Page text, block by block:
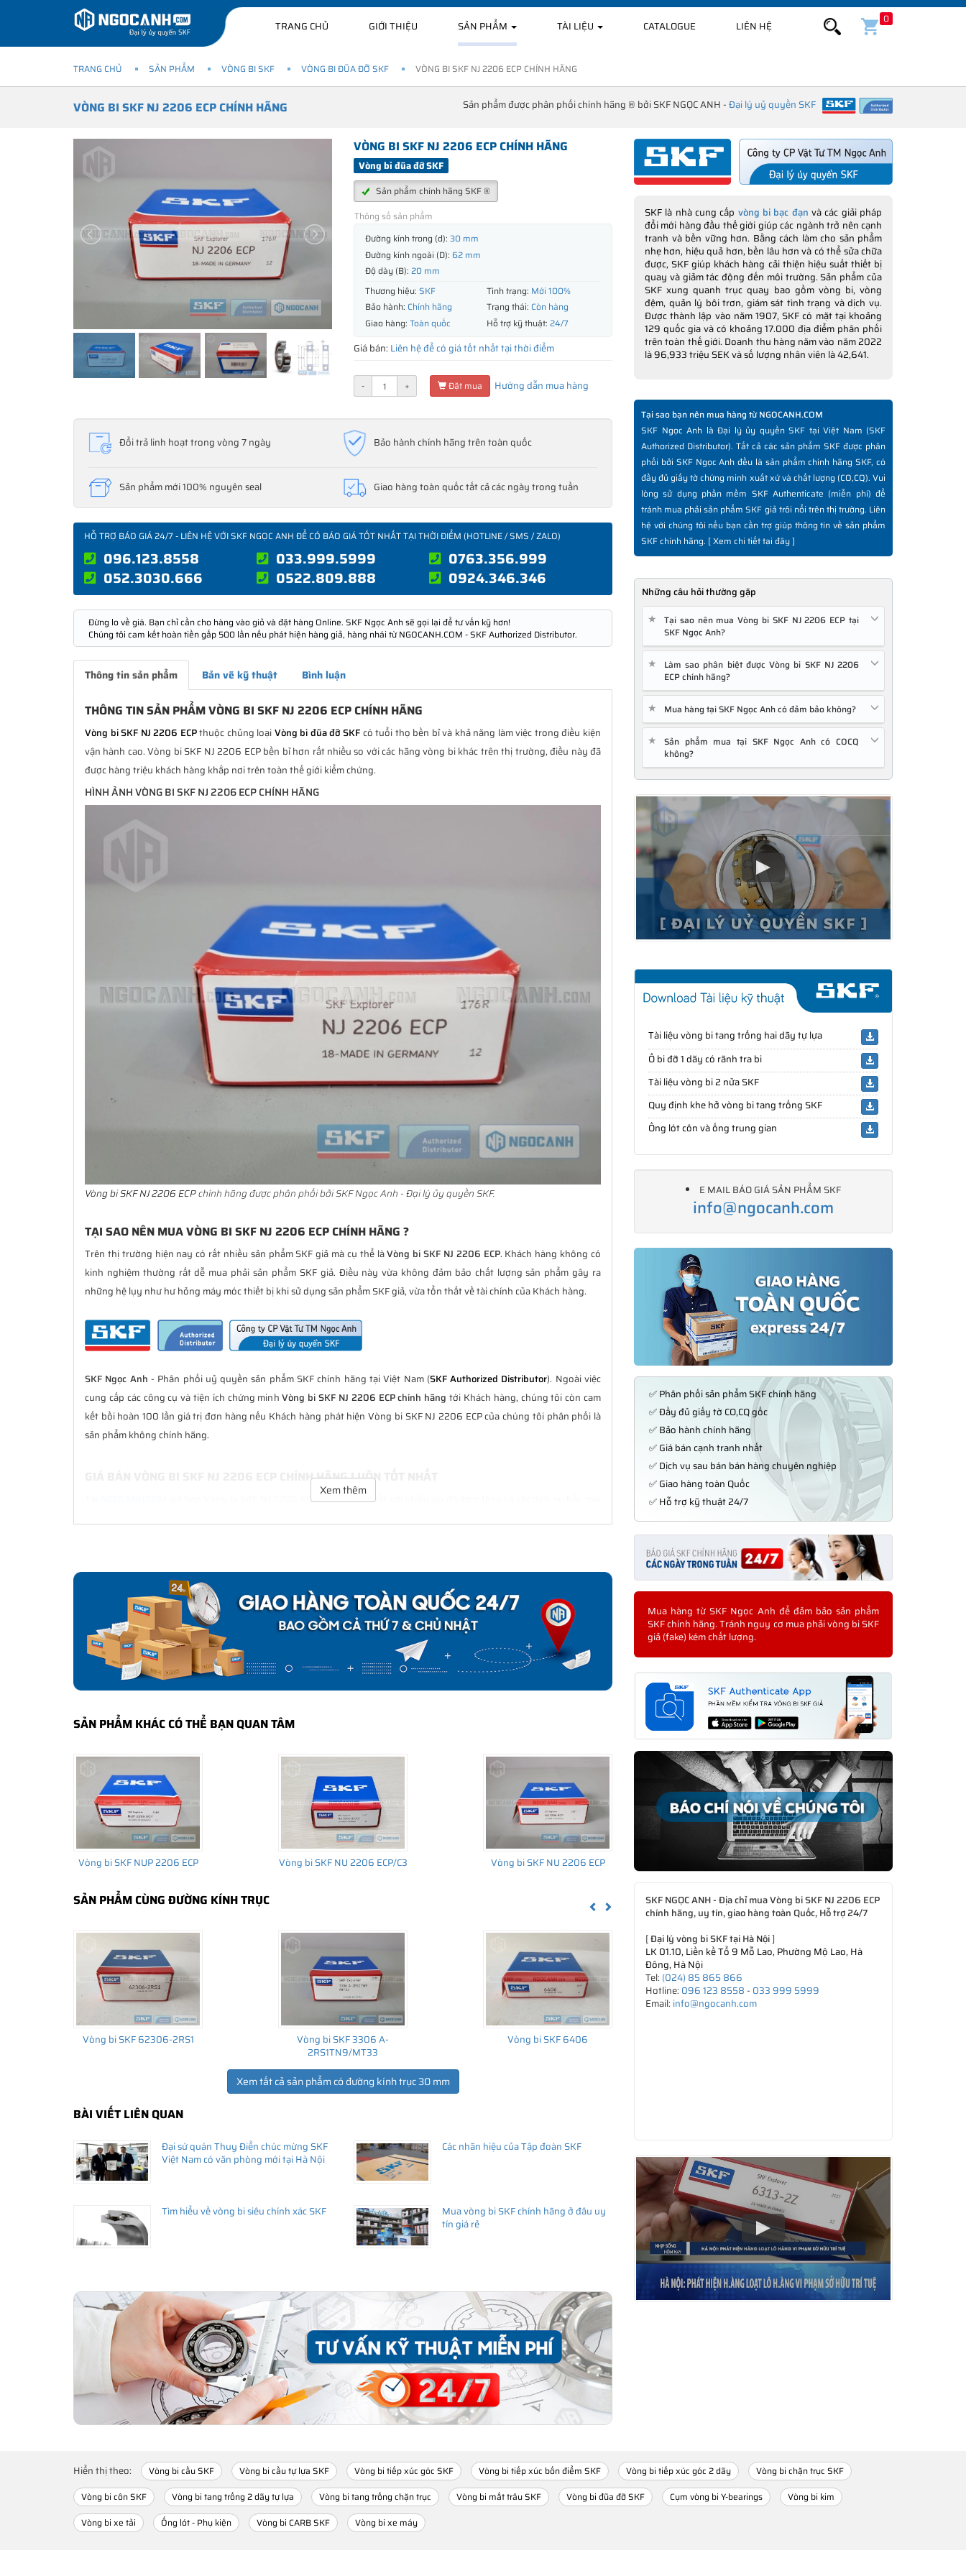
TRANG CHỦ GIỚI THIỆU SẢN PHẨM TÀI LIỆU CATALOGUE LIÊN HỆ
0
TRANG CHỦ SẢN PHẨM VÒNG BI SKF VÒNG BI ĐŨA ĐỠ SKF VÒNG BI SKF NJ 2206 ECP CHÍNH HÃNG
VÒNG BI SKF NJ 2206 ECP CHÍNH HÃNG Sản phẩm được phân phối chính hãng ® bởi SKF NGỌC ANH -Đại lý uỷ quyền SKF
VÒNG BI SKF NJ 2206 ECP CHÍNH HÃNG
Vòng bi đũa đỡ SKF
Sản phẩm chính hãng SKF ®
Thông số sản phẩm
Đường kính trong (d): 30 mm
Đường kính ngoài (D): 62 mm
Độ dày (B): 20 mm
Thương hiệu: SKF Tình trạng: Mới 100%
Bảo hành: Chính hãng Trạng thái: Còn hàng
Giao hàng: Toàn quốc Hỗ trợ kỹ thuật: 24/7
Giá bán: Liên hệ để có giá tốt nhất tại thời điểm
- + Đặt mua Hướng dẫn mua hàng
Đổi trả linh hoạt trong vòng 7 ngày Bảo hành chính hãng trên toàn quốc
Sản phẩm mới 100% nguyên seal Giao hàng toàn quốc tất cả các ngày trong tuần
HỖ TRỢ BÁO GIÁ 24/7 - LIÊN HỆ VỚI SKF NGỌC ANH ĐỂ CÓ BÁO GIÁ TỐT NHẤT TẠI THỜI ĐIỂM (HOTLINE / SMS / ZALO)
096.123.8558 033.999.5999
0763.356.999
052.3030.666
0522.809.888 0924.346.346
Đừng lo về giá. Bạn chỉ cần cho hàng vào giỏ và đặt hàng Online. SKF Ngọc Anh sẽ gọi lại để tư vấn kỹ hơn!
Chúng tôi cam kết hoàn tiền gấp 500 lần nếu phát hiện hàng giả, hàng nhái từ NGOCANH.COM - SKF Authorized Distributor.
Thông tin sản phẩm Bản vẽ kỹ thuật Bình luận
THÔNG TIN SẢN PHẨM VÒNG BI SKF NJ 2206 ECP CHÍNH HÃNG
Vòng bi SKF NJ 2206 ECPthuộc chủng loạiVòng bi đũa đỡ SKFcó tuổi thọ bền bỉ và khả năng làm việc trong điều kiện
vận hành cao. Vòng bi SKF NJ 2206 ECP bền bỉ hơn rất nhiều so với các hãng vòng bi khác trên thị trường, điều này đã
được hàng triệu khách hàng khắp nơi trên toàn thế giới kiểm chứng.
HÌNH ẢNH VÒNG BI SKF NJ 2206 ECP CHÍNH HÃNG
Vòng bi SKF NJ 2206 ECPchính hãng được phân phối bởi SKF Ngọc Anh - Đại lý ủy quyền SKF.
TẠI SAO NÊN MUA VÒNG BI SKF NJ 2206 ECP CHÍNH HÃNG ?
Trên thị trường hiện nay có rất nhiều sản phẩm SKF giả mà cụ thể làVòng bi SKF NJ 2206 ECP. Khách hàng không có
kinh nghiệm thường rất dễ mua phải sản phẩm SKF giả. Điều này vừa không đảm bảo chất lượng sản phẩm gây ra
những hệ lụy như hư hỏng máy móc thiết bị khi sử dụng sản phẩm SKF giả, vừa tổn thất về tài chính của Khách hàng.
SKF Ngọc Anh - Phân phối uỷ quyền sản phẩm SKF chính hãng tại Việt Nam (SKF Authorized Distributor). Ngoài việc
cung cấp các công cụ và tiện ích chứng minhVòng bi SKF NJ 2206 ECP chính hãng tới Khách hàng, chúng tôi còn cam
kết bồi hoàn 100 lần giá trị đơn hàng nếu Khách hàng phát hiện Vòng bi SKF NJ 2206 ECP của chúng tôi phân phối là
sản phẩm không chính hãng.
GIÁ BÁN VÒNG BI SKF NJ 2206 ECP CHÍNH HÃNG LUÔN TỐT NHẤT
giá bán Vòng bi SKF NJ 2206 ECP luôn là tốt nhất với nhiều ưu đãi kèm theo và các dịch vụ hẫu mãi
CHẾ ĐỘ BẢO HÀNH VÒNG BI SKF NJ 2206 ECP CHÍNH HÃNG
Tất cả các sản phẩm SKF chính hãng doSKF Ngọc Anhphân phối đều được bảo hành chính hãng theo đúng tiêu chuẩn
bảo hành của nhà sản xuất.
CÁCH NHẬN BIẾT VÀ PHÂN BIỆT VÒNG BI SKF NJ 2206 ECP CHÍNH HÃNG
Mua hàng tại các đại lý ủy quyền của SKF để yên tâm về nguồn gốc của sản phẩm. Ngoài ra bạn cũng có thể tự kiểm tra
✅ Những cách phân biệt vòng bi SKF giả bằng mắt thường
✅Cảnh báo của chuyên gia SKF về vòng bi SKF giả
•Vòng bi SKF chính hãng, Những lưu ý cơ bản trước khi mua hàng
•Xuất xứ vòng bi SKF chính hãng ở đâu?
•
Xem thêm
SẢN PHẨM KHÁC CÓ THỂ BẠN QUAN TÂM
Vòng bi SKF NUP 2206 ECP Vòng bi SKF NU 2206 ECP/C3 Vòng bi SKF NU 2206 ECP
SẢN PHẨM CÙNG ĐƯỜNG KÍNH TRỤC Previous
Vòng bi SKF 62306-2RS1
Vòng bi SKF 3306 A-
2RS1TN9/MT33
Vòng bi SKF 6406
Xem tất cả sản phẩm có đường kính trục 30 mm
BÀI VIẾT LIÊN QUAN
Đại sứ quán Thuỵ Điển chúc mừng SKF
Việt Nam có văn phòng mới tại Hà Nội
Các nhãn hiệu của Tập đoàn SKF
Tìm hiểu về vòng bi siêu chính xác SKF
Mua vòng bi SKF chính hãng ở đâu uy
tín giá rẻ
SKF là nhà cung cấp vòng bi bạc đạn và các giải pháp
đổi mới hàng đầu thế giới giúp các ngành trở nên cạnh
tranh và bền vững hơn. Bằng cách làm cho sản phẩm
nhẹ hơn, hiệu quả hơn, bền lâu hơn và có thể sửa chữa
được, SKF giúp khách hàng cải thiện hiệu suất thiết bị
quay và giảm tác động đến môi trường. Sản phẩm của
SKF xung quanh trục quay bao gồm vòng bi, vòng
đệm, quản lý bôi trơn, giám sát tình trạng và dịch vụ.
Được thành lập vào năm 1907, SKF có mặt tại khoảng
129 quốc gia và có khoảng 17.000 địa điểm phân phối
trên toàn thế giới. Doanh thu hàng năm vào năm 2022
là 96,933 triệu SEK và số lượng nhân viên là 42,641.
Tại sao bạn nên mua hàng từ NGOCANH.COM
SKF Ngọc Anh là Đại lý ủy quyền SKF tại Việt Nam (SKF
Authorized Distributor). Tất cả các sản phẩm SKF được phân
phối bởi SKF Ngọc Anh đều là sản phẩm chính hãng SKF, có
đầy đủ giấy tờ chứng minh xuất xứ và chất lượng (CO,CQ). Vui
lòng sử dụng phần mềm SKF Authenticate (miễn phí) để
tránh mua phải sản phẩm SKF giả trôi nổi trên thị trường. Liên
hệ với chúng tôi nếu bạn cần trợ giúp thông tin về sản phẩm
SKF chính hãng. [Xem chi tiết tại đây]
Những câu hỏi thường gặp
★
Tại sao nên mua Vòng bi SKF NJ 2206 ECP tại
SKF Ngọc Anh?
★
Làm sao phân biệt được Vòng bi SKF NJ 2206
ECP chính hãng?
★ Mua hàng tại SKF Ngọc Anh có đảm bảo không?
★
Sản phẩm mua tại SKF Ngọc Anh có COCQ
không?
Tài liệu vòng bi tang trống hai dãy tự lựa
Ổ bi đỡ 1 dãy có rãnh tra bi
Tài liệu vòng bi 2 nửa SKF
Quy định khe hở vòng bi tang trống SKF
Ống lót côn và ống trung gian
E MAIL BÁO GIÁ SẢN PHẨM SKF
info@ngocanh.com
✅ Phân phối sản phẩm SKF chính hãng
✅ Đầy đủ giấy tờ CO,CQ gốc
✅ Bảo hành chính hãng
✅ Giá bán cạnh tranh nhất
✅ Dịch vụ sau bán bán hàng chuyên nghiệp
✅ Giao hàng toàn Quốc
✅ Hỗ trợ kỹ thuật 24/7
Mua hàng từ SKF Ngọc Anh để đảm bảo sản phẩm
SKF chính hãng. Tránh nguy cơ mua phải vòng bi SKF
giả (fake) kém chất lượng.
SKF NGỌC ANH - Địa chỉ mua Vòng bi SKF NJ 2206 ECP
chính hãng, uy tín, giao hàng toàn Quốc, Hỗ trợ 24/7
[Đại lý vòng bi SKF tại Hà Nội]
LK 01.10, Liền kề Tổ 9 Mỗ Lao, Phường Mộ Lao, Hà
Đông, Hà Nội
Tel: (024) 85 865 866
Hotline: 096 123 8558- 033 999 5999
Email: info@ngocanh.com
Hiển thị theo: Vòng bi cầu SKF Vòng bi cầu tự lựa SKF Vòng bi tiếp xúc góc SKF Vòng bi tiếp xúc bốn điểm SKF Vòng bi tiếp xúc góc 2 dãy
Vòng bi chặn trục SKF
Vòng bi côn SKF
Vòng bi tang trống 2 dãy tự lựa Vòng bi tang trống chặn trục Vòng bi mắt trâu SKF Vòng bi đũa đỡ SKF Cụm vòng bi Y-bearings
Vòng bi kim
Vòng bi xe tải
Ống lót - Phụ kiện Vòng bi CARB SKF Vòng bi xe máy